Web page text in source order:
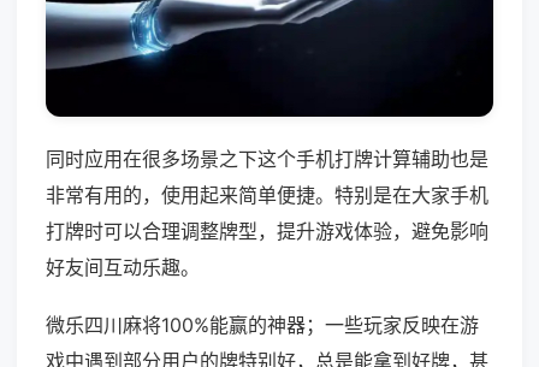
同时应用在很多场景之下这个手机打牌计算辅助也是
非常有用的，使用起来简单便捷。特别是在大家手机
打牌时可以合理调整牌型，提升游戏体验，避免影响
好友间互动乐趣。
微乐四川麻将100%能赢的神器；一些玩家反映在游
戏中遇到部分用户的牌特别好，总是能拿到好牌，甚